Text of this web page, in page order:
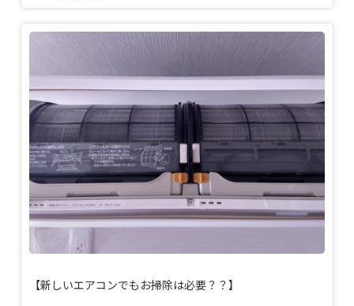
【新しいエアコンでもお掃除は必要？？】